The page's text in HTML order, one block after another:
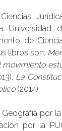
de
libros son:
La
(2014).
por
por la